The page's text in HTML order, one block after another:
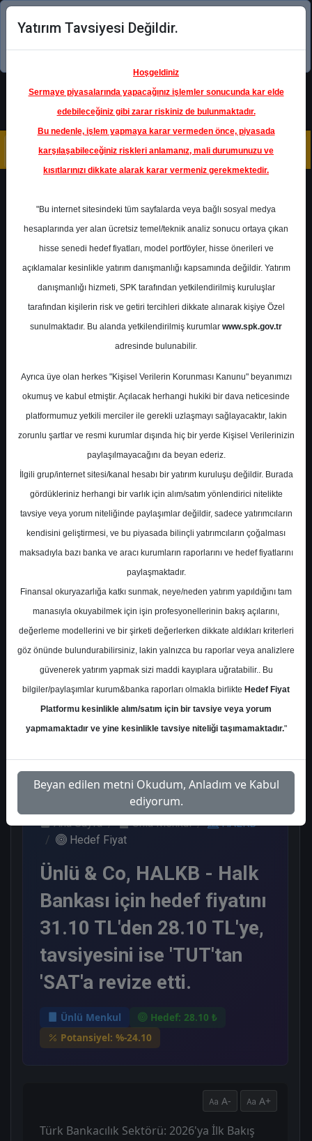
Şimdi uygulamayı indirin!
HALKB - TÜRKİYE HALK BANKASI
A.Ş.
Hedef Fiyat 28.10 ₺
Getiri
%-24.10
1 0
En Yüksek Tahmin
Ortalama Fiyat Tahmini
Ortalama Getiri Potansiyeli
Kurum Sayısı
12
2 7
Get.
3
Ana Sayfa Ünlü Menkul
HALKB
Hedef Fiyat
Ünlü & Co, HALKB - Halk
Bankası için hedef fiyatını
31.10 TL'den 28.10 TL'ye,
tavsiyesini ise 'TUT'tan
'SAT'a revize etti.
Ünlü Menkul
Hedef: 28.10 ₺
Potansiyel: %-24.10
A- A+
Türk Bankacılık Sektörü: 2026'ya İlk Bakış
Yatırım Tavsiyesi Değildir.
Hoşgeldiniz
Sermaye piyasalarında yapacağınız işlemler sonucunda kar elde
edebileceğiniz gibi zarar riskiniz de bulunmaktadır.
Bu nedenle, işlem yapmaya karar vermeden önce, piyasada
karşılaşabileceğiniz riskleri anlamanız, mali durumunuzu ve
kısıtlarınızı dikkate alarak karar vermeniz gerekmektedir.
"Bu internet sitesindeki tüm sayfalarda veya bağlı sosyal medya
hesaplarında yer alan ücretsiz temel/teknik analiz sonucu ortaya çıkan
hisse senedi hedef fiyatları, model portföyler, hisse önerileri ve
açıklamalar kesinlikle yatırım danışmanlığı kapsamında değildir. Yatırım
danışmanlığı hizmeti, SPK tarafından yetkilendirilmiş kuruluşlar
tarafından kişilerin risk ve getiri tercihleri dikkate alınarak kişiye Özel
sunulmaktadır. Bu alanda yetkilendirilmiş kurumlar www.spk.gov.tr
adresinde bulunabilir.
Ayrıca üye olan herkes "Kişisel Verilerin Korunması Kanunu" beyanımızı
okumuş ve kabul etmiştir. Açılacak herhangi hukiki bir dava neticesinde
platformumuz yetkili merciler ile gerekli uzlaşmayı sağlayacaktır, lakin
zorunlu şartlar ve resmi kurumlar dışında hiç bir yerde Kişisel Verilerinizin
paylaşılmayacağını da beyan ederiz.
İlgili grup/internet sitesi/kanal hesabı bir yatırım kuruluşu değildir. Burada
gördükleriniz herhangi bir varlık için alım/satım yönlendirici nitelikte
tavsiye veya yorum niteliğinde paylaşımlar değildir, sadece yatırımcıların
kendisini geliştirmesi, ve bu piyasada bilinçli yatırımcıların çoğalması
maksadıyla bazı banka ve aracı kurumların raporlarını ve hedef fiyatlarını
paylaşmaktadır.
Finansal okuryazarlığa katkı sunmak, neye/neden yatırım yapıldığını tam
manasıyla okuyabilmek için işin profesyonellerinin bakış açılarını,
değerleme modellerini ve bir şirketi değerlerken dikkate aldıkları kriterleri
göz önünde bulundurabilirsiniz, lakin yalnızca bu raporlar veya analizlere
güvenerek yatırım yapmak sizi maddi kayıplara uğratabilir.. Bu
bilgiler/paylaşımlar kurum&banka raporları olmakla birlikte Hedef Fiyat
Platformu kesinlikle alım/satım için bir tavsiye veya yorum
yapmamaktadır ve yine kesinlikle tavsiye niteliği taşımamaktadır."
Beyan edilen metni Okudum, Anladım ve Kabul
ediyorum.